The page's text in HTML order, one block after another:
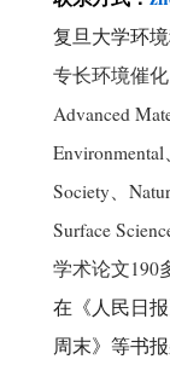
复旦大学环
专长环境催化
Advanced
Environmental
Society、
Surface
学术论文190
在《人民日
周末》等书